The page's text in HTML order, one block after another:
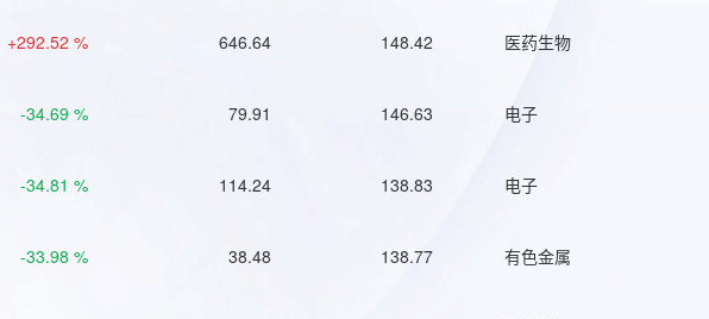
+292.52 % 646.64 148.42 医药生物
-34.69 % 79.91 146.63 电子
-34.81 % 114.24 138.83 电子
-33.98 % 38.48 138.77 有色金属